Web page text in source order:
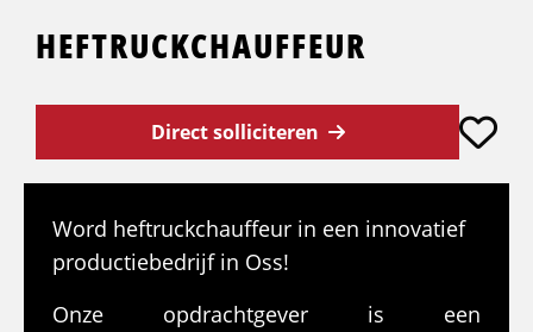
HEFTRUCKCHAUFFEUR
Direct solliciteren
Word heftruckchauffeur in een innovatief
productiebedrijf in Oss!
Onze opdrachtgever is een